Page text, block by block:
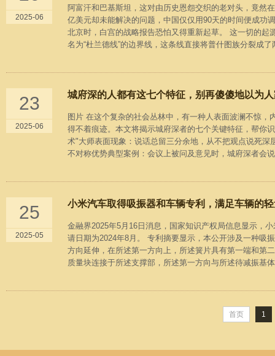
2025-06
阿富汗和巴基斯坦，这对由历史恩怨交织的老对头，竟然
亿美元却未能解决的问题，中国仅仅用90天的时间便成功
北京时，白宫的战略报告恐怕又得重新起草。 这一切的
名为“杜兰德线”的边界线，这条线直接将普什图族分裂成
23
2025-06
城府深的人都有这七个特征，别再傻傻地以为
图片 在这个复杂的社会丛林中，有一种人表面波澜不惊
得不着痕迹。本文将揭示城府深者的七个关键特征，帮你
术"大师表面现象：说话总留三分余地，从不把观点说死
不对称优势典型案例：会议上被问及意见时，城府深者会
25
2025-05
小米汽车取得吸振器和车辆专利，满足车辆的
金融界2025年5月16日消息，国家知识产权局信息显示，
请日期为2024年8月。 专利摘要显示，本公开涉及一种吸
方向延伸，在所述第一方向上，所述簧片具有第一端和第
质量块连接于所述支撑部，所述第一方向与所述待减振基
首页 1